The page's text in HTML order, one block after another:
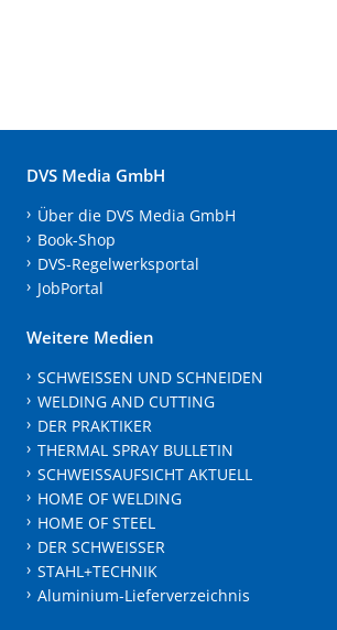
DVS Media GmbH
Über die DVS Media GmbH
Book-Shop
DVS-Regelwerksportal
JobPortal
Weitere Medien
SCHWEISSEN UND SCHNEIDEN
WELDING AND CUTTING
DER PRAKTIKER
THERMAL SPRAY BULLETIN
SCHWEISSAUFSICHT AKTUELL
HOME OF WELDING
HOME OF STEEL
DER SCHWEISSER
STAHL+TECHNIK
Aluminium-Lieferverzeichnis